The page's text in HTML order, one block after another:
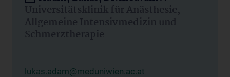
Universitätsklinik für Anästhesie,
Allgemeine Intensivmedizin und
Schmerztherapie
lukas.adam@meduniwien.ac.at